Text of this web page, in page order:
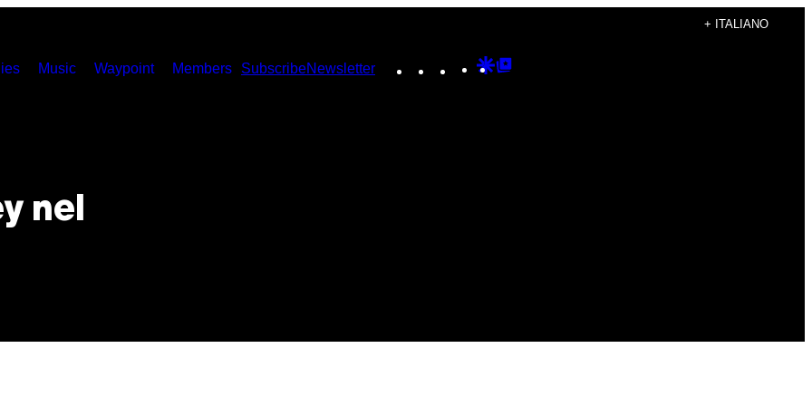
+ ITALIANO
Music Waypoint Members SubscribeNewsletter Instagram
TikTokYouTube
Google
nel